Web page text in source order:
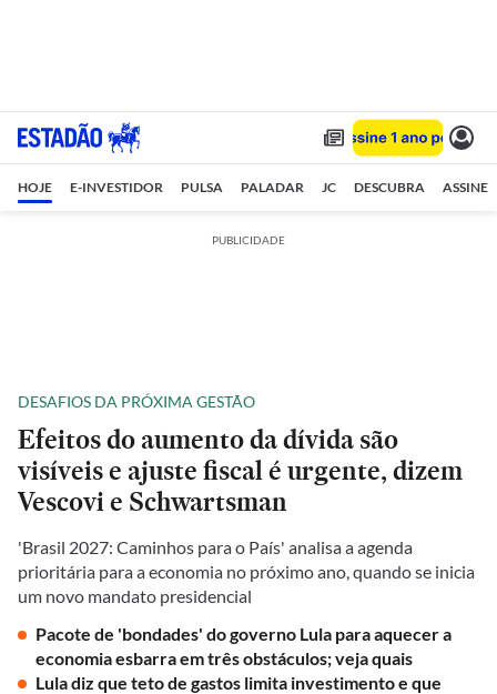
HOJE E-INVESTIDOR PULSA PALADAR JC DESCUBRA ASSINE
PUBLICIDADE
DESAFIOS DA PRÓXIMA GESTÃO
Efeitos do aumento da dívida são
visíveis e ajuste fiscal é urgente, dizem
Vescovi e Schwartsman
'Brasil 2027: Caminhos para o País' analisa a agenda
prioritária para a economia no próximo ano, quando se inicia
um novo mandato presidencial
Pacote de 'bondades' do governo Lula para aquecer a
economia esbarra em três obstáculos; veja quais
Lula diz que teto de gastos limita investimento e que